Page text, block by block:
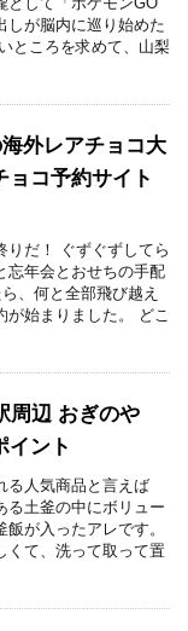
しが脳内に巡り始めた
ころを求めて、山梨
外レアチョコ大
ョコ予約サイト
りだ！ ぐずぐずしてら
忘年会とおせちの手配
、何と全部飛び越え
が始まりました。 どこ
周辺 おぎのや
イント
人気商品と言えば
る土釜の中にボリュー
が入ったアレです。
て、洗って取って置